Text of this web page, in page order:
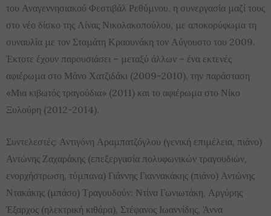
του Αναγεννησιακού Φεστιβάλ Ρεθύμνου, η συνεργασία μαζί τους
στο νέο δίσκο της Λίνας Νικολακοπούλου, με αποκορύφωμα τη
συναυλία με τον Σταμάτη Κραουνάκη τον Αύγουστο του 2009.
Έκτοτε έχουν παρουσιάσει – μεταξύ άλλων – ένα εκτενές
αφιέρωμα στο Μάνο Χατζιδάκι (2009-2010), την παράσταση
«Μια κιβωτός τραγούδια» (2011) και το αφιέρωμα στο Νίκο
Ξυλούρη (2012-2014).
Συντελεστές: Αντιγόνη Αραμπατζόγλου (γενική επιμέλεια, πιάνο)
Αντώνης Ζαχαράκης (επεξεργασία πολυφωνικών τραγουδιών,
ενορχήστρωση, τύμπανα) Γιάννης Γιαννακάκης (πιάνο) Αντώνης
Ντακάκης (μπάσο) Τραγουδούν: Ντίνα Γωνιωτάκη, Αργύρης
Έξαρχος (ηλεκτρική κιθάρα), Στέφανος Ιωαννίδης, Άννα